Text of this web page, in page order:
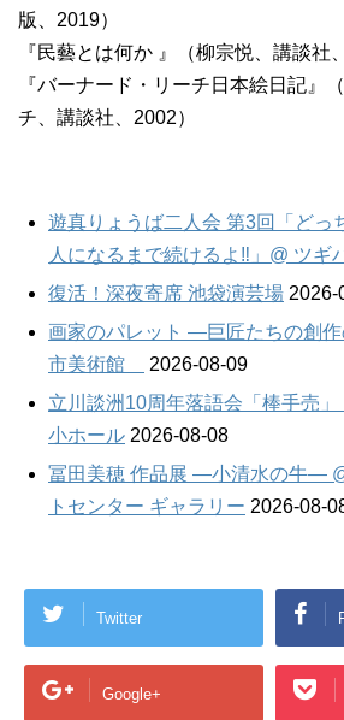
版、2019）
『民藝とは何か 』（柳宗悦、講談社
『バーナード・リーチ日本絵日記』
チ、講談社、2002）
遊真りょうば二人会 第3回「どっ
人になるまで続けるよ‼」@ ツギ
復活！深夜寄席 池袋演芸場 2026-
画家のパレット —巨匠たちの創
市美術館
2026-08-09
立川談洲10周年落語会「棒手売」
小ホール 2026-08-08
冨田美穂 作品展 —小清水の牛—
トセンター ギャラリー 2026-08-
Twitter
Google+